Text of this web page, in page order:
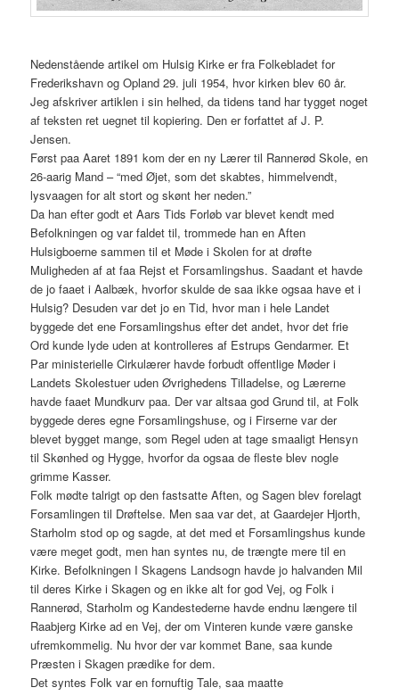
Nedenstående artikel om Hulsig Kirke er fra Folkebladet for
Frederikshavn og Opland 29. juli 1954, hvor kirken blev 60 år.
Jeg afskriver artiklen i sin helhed, da tidens tand har tygget noget
af teksten ret uegnet til kopiering. Den er forfattet af J. P.
Jensen.
Først paa Aaret 1891 kom der en ny Lærer til Rannerød Skole, en
26-aarig Mand – “med Øjet, som det skabtes, himmelvendt,
lysvaagen for alt stort og skønt her neden.”
Da han efter godt et Aars Tids Forløb var blevet kendt med
Befolkningen og var faldet til, trommede han en Aften
Hulsigboerne sammen til et Møde i Skolen for at drøfte
Muligheden af at faa Rejst et Forsamlingshus. Saadant et havde
de jo faaet i Aalbæk, hvorfor skulde de saa ikke ogsaa have et i
Hulsig? Desuden var det jo en Tid, hvor man i hele Landet
byggede det ene Forsamlingshus efter det andet, hvor det frie
Ord kunde lyde uden at kontrolleres af Estrups Gendarmer. Et
Par ministerielle Cirkulærer havde forbudt offentlige Møder i
Landets Skolestuer uden Øvrighedens Tilladelse, og Lærerne
havde faaet Mundkurv paa. Der var altsaa god Grund til, at Folk
byggede deres egne Forsamlingshuse, og i Firserne var der
blevet bygget mange, som Regel uden at tage smaaligt Hensyn
til Skønhed og Hygge, hvorfor da ogsaa de fleste blev nogle
grimme Kasser.
Folk mødte talrigt op den fastsatte Aften, og Sagen blev forelagt
Forsamlingen til Drøftelse. Men saa var det, at Gaardejer Hjorth,
Starholm stod op og sagde, at det med et Forsamlingshus kunde
være meget godt, men han syntes nu, de trængte mere til en
Kirke. Befolkningen I Skagens Landsogn havde jo halvanden Mil
til deres Kirke i Skagen og en ikke alt for god Vej, og Folk i
Rannerød, Starholm og Kandestederne havde endnu længere til
Raabjerg Kirke ad en Vej, der om Vinteren kunde være ganske
ufremkommelig. Nu hvor der var kommet Bane, saa kunde
Præsten i Skagen prædike for dem.
Det syntes Folk var en fornuftig Tale, saa maatte